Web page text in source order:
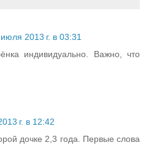
2013 г. в 03:31
индивидуально. Важно, что
г. в 12:42
дочке 2,3 года. Первые слова